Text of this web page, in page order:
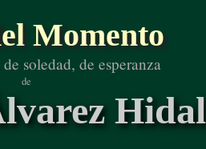
Momento
soledad, de esperanza
de